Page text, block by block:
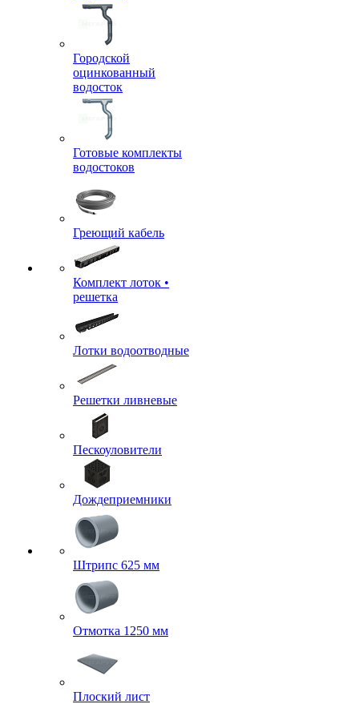
Городской
оцинкованный
водосток
Готовые комплекты
водостоков
Греющий кабель
Комплект лоток •
решетка
Лотки водоотводные
Решетки ливневые
Пескоуловители
Дождеприемники
Штрипс 625 мм
Отмотка 1250 мм
Плоский лист